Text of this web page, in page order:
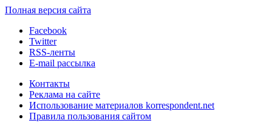
Полная версия сайта
Facebook
Twitter
RSS-ленты
E-mail рассылка
Контакты
Реклама на сайте
Использование материалов korrespondent.net
Правила пользования сайтом